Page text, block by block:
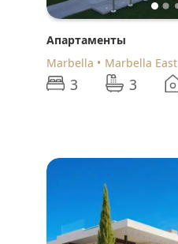
Апартаменты
Marbella
Marbella East
3 3